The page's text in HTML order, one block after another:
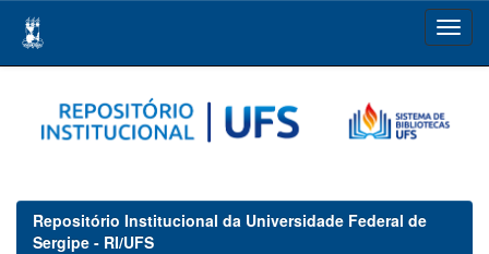
navigation
Repositório Institucional da Universidade Federal de
Sergipe - RI/UFS